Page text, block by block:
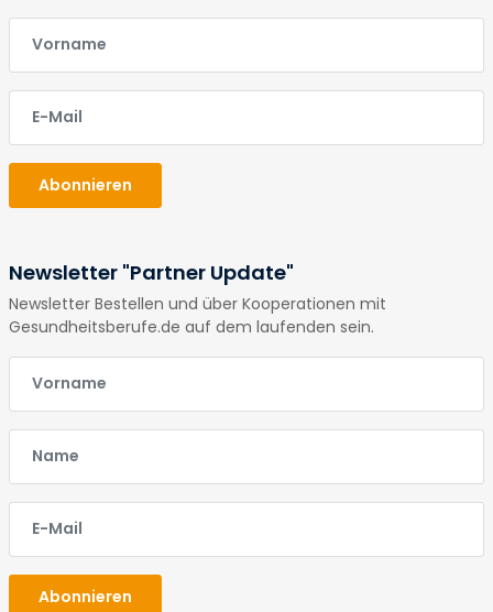
E-Mail
E-Mail
Abonnieren
Newsletter "Partner Update"
Newsletter Bestellen und über Kooperationen mit
Gesundheitsberufe.de auf dem laufenden sein.
E-Mail
E-Mail
E-Mail
Abonnieren